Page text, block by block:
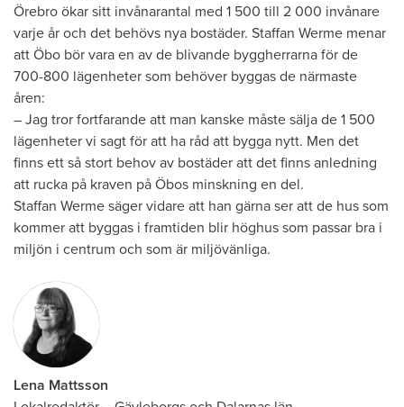
Örebro ökar sitt invånarantal med 1 500 till 2 000 invånare
varje år och det behövs nya bostäder. Staffan Werme menar
att Öbo bör vara en av de blivande byggherrarna för de
700-800 lägenheter som behöver byggas de närmaste
åren:
– Jag tror fortfarande att man kanske måste sälja de 1 500
lägenheter vi sagt för att ha råd att bygga nytt. Men det
finns ett så stort behov av bostäder att det finns anledning
att rucka på kraven på Öbos minskning en del.
Staffan Werme säger vidare att han gärna ser att de hus som
kommer att byggas i framtiden blir höghus som passar bra i
miljön i centrum och som är miljövänliga.
Lena Mattsson